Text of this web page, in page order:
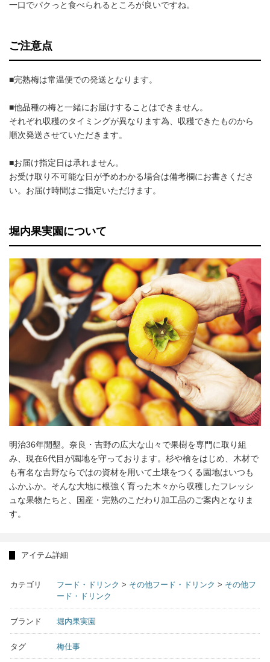
一口でパクっと食べられるところが良いですね。
ご注意点
■完熟梅は常温便での発送となります。
■他品種の梅と一緒にお届けすることはできません。
それぞれ収穫のタイミングが異なります為、収穫できたものから
順次発送させていただきます。
■お届け指定日は承れません。
お受け取り不可能な日が予めわかる場合は備考欄にお書きくださ
い。お届け時間はご指定いただけます。
堀内果実園について
明治36年開墾。奈良・吉野の広大な山々で果樹を専門に取り組
み、現在6代目が園地を守っております。杉や檜をはじめ、木材で
も有名な吉野ならではの資材を用いて土壌をつくる園地はいつも
ふかふか。そんな大地に根強く育った木々から収穫したフレッシ
ュな果物たちと、国産・完熟のこだわり加工品のご案内となりま
す。
アイテム詳細
カテゴリ フード・ドリンク > その他フード・ドリンク > その他フ
ード・ドリンク
ブランド 堀内果実園
タグ 梅仕事